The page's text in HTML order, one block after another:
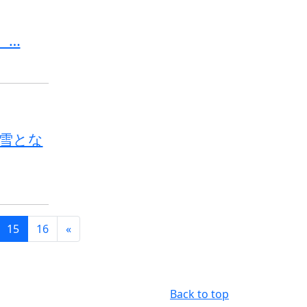
とな
15 16 «
Back to top